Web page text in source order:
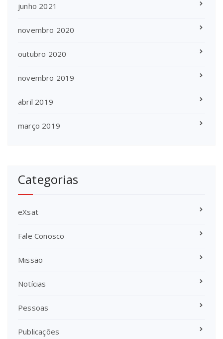
junho 2021
novembro 2020
outubro 2020
novembro 2019
abril 2019
março 2019
Categorias
eXsat
Fale Conosco
Missão
Notícias
Pessoas
Publicações